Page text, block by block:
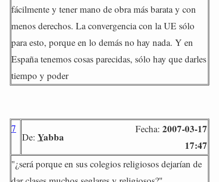
fácilmente y tener mano de obra más barata y con
menos derechos. La convergencia con la UE sólo
para esto, porque en lo demás no hay nada. Y en
España tenemos cosas parecidas, sólo hay que darles
tiempo y poder
7
De: Yabba
Fecha: 2007-03-17
17:47
"¿será porque en sus colegios religiosos dejarían de